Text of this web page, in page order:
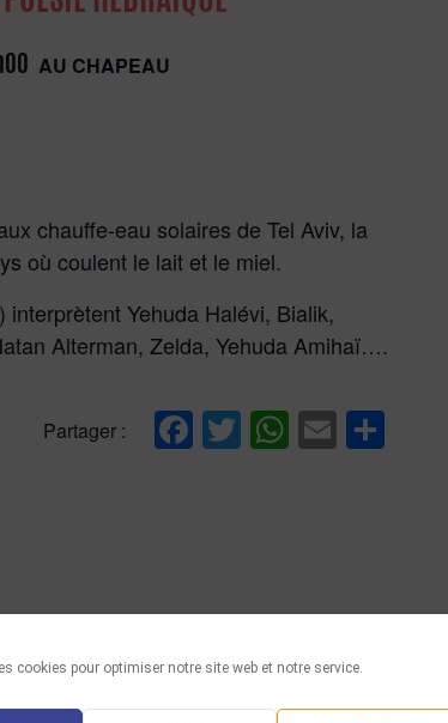
cookies pour optimiser notre site web et notre service.
AU CHAPEAU
chauffe-eau solaires de Tel Aviv, la
où coulent le lait et le miel.
Yehuda Halévi, Bialik,
Alterman, Zelda, Yehuda Amihaï….
Partager : Facebook
TwitterWhatsApp
Email